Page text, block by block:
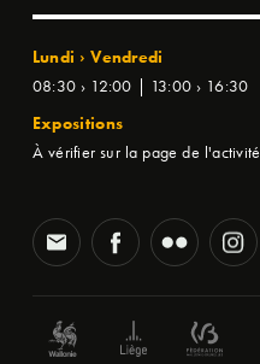
Lundi › Vendredi
08:30 › 12:00 | 13:00 › 16:30
Expositions
À vérifier sur la page de l'activité